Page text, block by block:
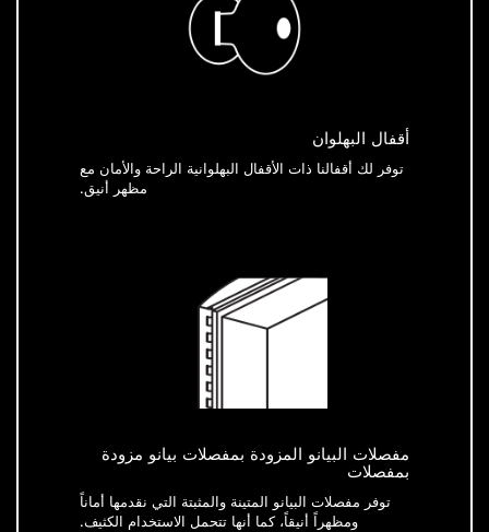
أقفال البهلوان
توفر لك أقفالنا ذات الأقفال البهلوانية الراحة والأمان مع
مظهر أنيق.
مفصلات البيانو المزودة بمفصلات بيانو مزودة
بمفصلات
توفر مفصلات البيانو المتينة والمثبتة التي نقدمها أماناً
ومظهراً أنيقاً، كما أنها تتحمل الاستخدام الكثيف.